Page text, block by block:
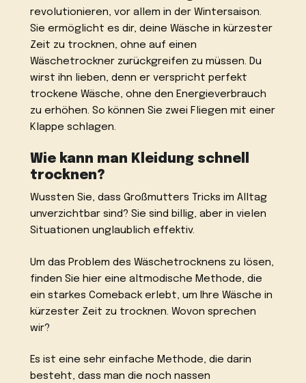
revolutionieren, vor allem in der Wintersaison.
Sie ermöglicht es dir, deine Wäsche in kürzester
Zeit zu trocknen, ohne auf einen
Wäschetrockner zurückgreifen zu müssen. Du
wirst ihn lieben, denn er verspricht perfekt
trockene Wäsche, ohne den Energieverbrauch
zu erhöhen. So können Sie zwei Fliegen mit einer
Klappe schlagen.
Wie kann man Kleidung schnell
trocknen?
Wussten Sie, dass Großmutters Tricks im Alltag
unverzichtbar sind? Sie sind billig, aber in vielen
Situationen unglaublich effektiv.
Um das Problem des Wäschetrocknens zu lösen,
finden Sie hier eine altmodische Methode, die
ein starkes Comeback erlebt, um Ihre Wäsche in
kürzester Zeit zu trocknen. Wovon sprechen
wir?
Es ist eine sehr einfache Methode, die darin
besteht, dass man die noch nassen